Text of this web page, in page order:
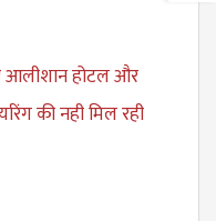
आलीशान होटल और
की नही मिल रही